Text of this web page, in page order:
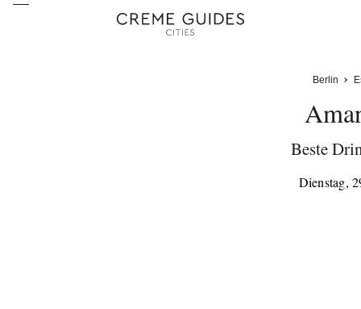
Berlin
Beste
Dienstag,